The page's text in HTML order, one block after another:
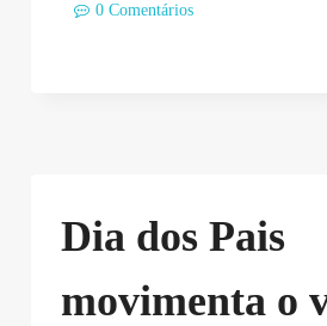
0 Comentários
Dia dos Pais
movimenta o